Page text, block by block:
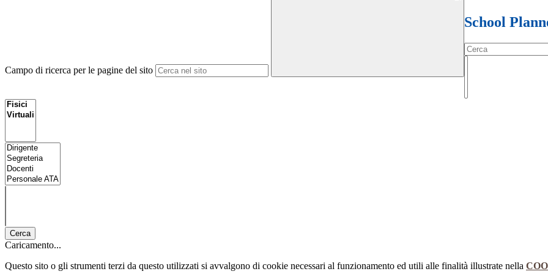
Campo di ricerca per le pagine del sito
School
Cerca
Caricamento...
Questo sito o gli strumenti terzi da questo utilizzati si avvalgono di cookie necessari al funzionamento ed utili alle finalità illustrate nella